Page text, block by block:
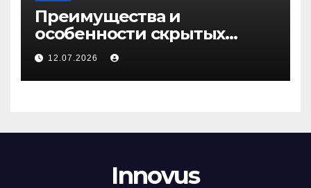
Преимущества и
особенности скрытых
дверей
12.07.2026
Innovus